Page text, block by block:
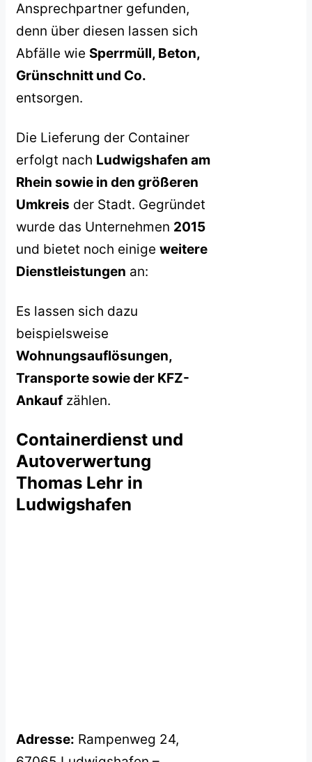
Ansprechpartner gefunden,
denn über diesen lassen sich
Abfälle wie Sperrmüll, Beton,
Grünschnitt und Co.
entsorgen.
Die Lieferung der Container
erfolgt nach Ludwigshafen am
Rhein sowie in den größeren
Umkreis der Stadt. Gegründet
wurde das Unternehmen 2015
und bietet noch einige weitere
Dienstleistungen an:
Es lassen sich dazu
beispielsweise
Wohnungsauflösungen,
Transporte sowie der KFZ-
Ankauf zählen.
Containerdienst und
Autoverwertung
Thomas Lehr in
Ludwigshafen
Adresse: Rampenweg 24,